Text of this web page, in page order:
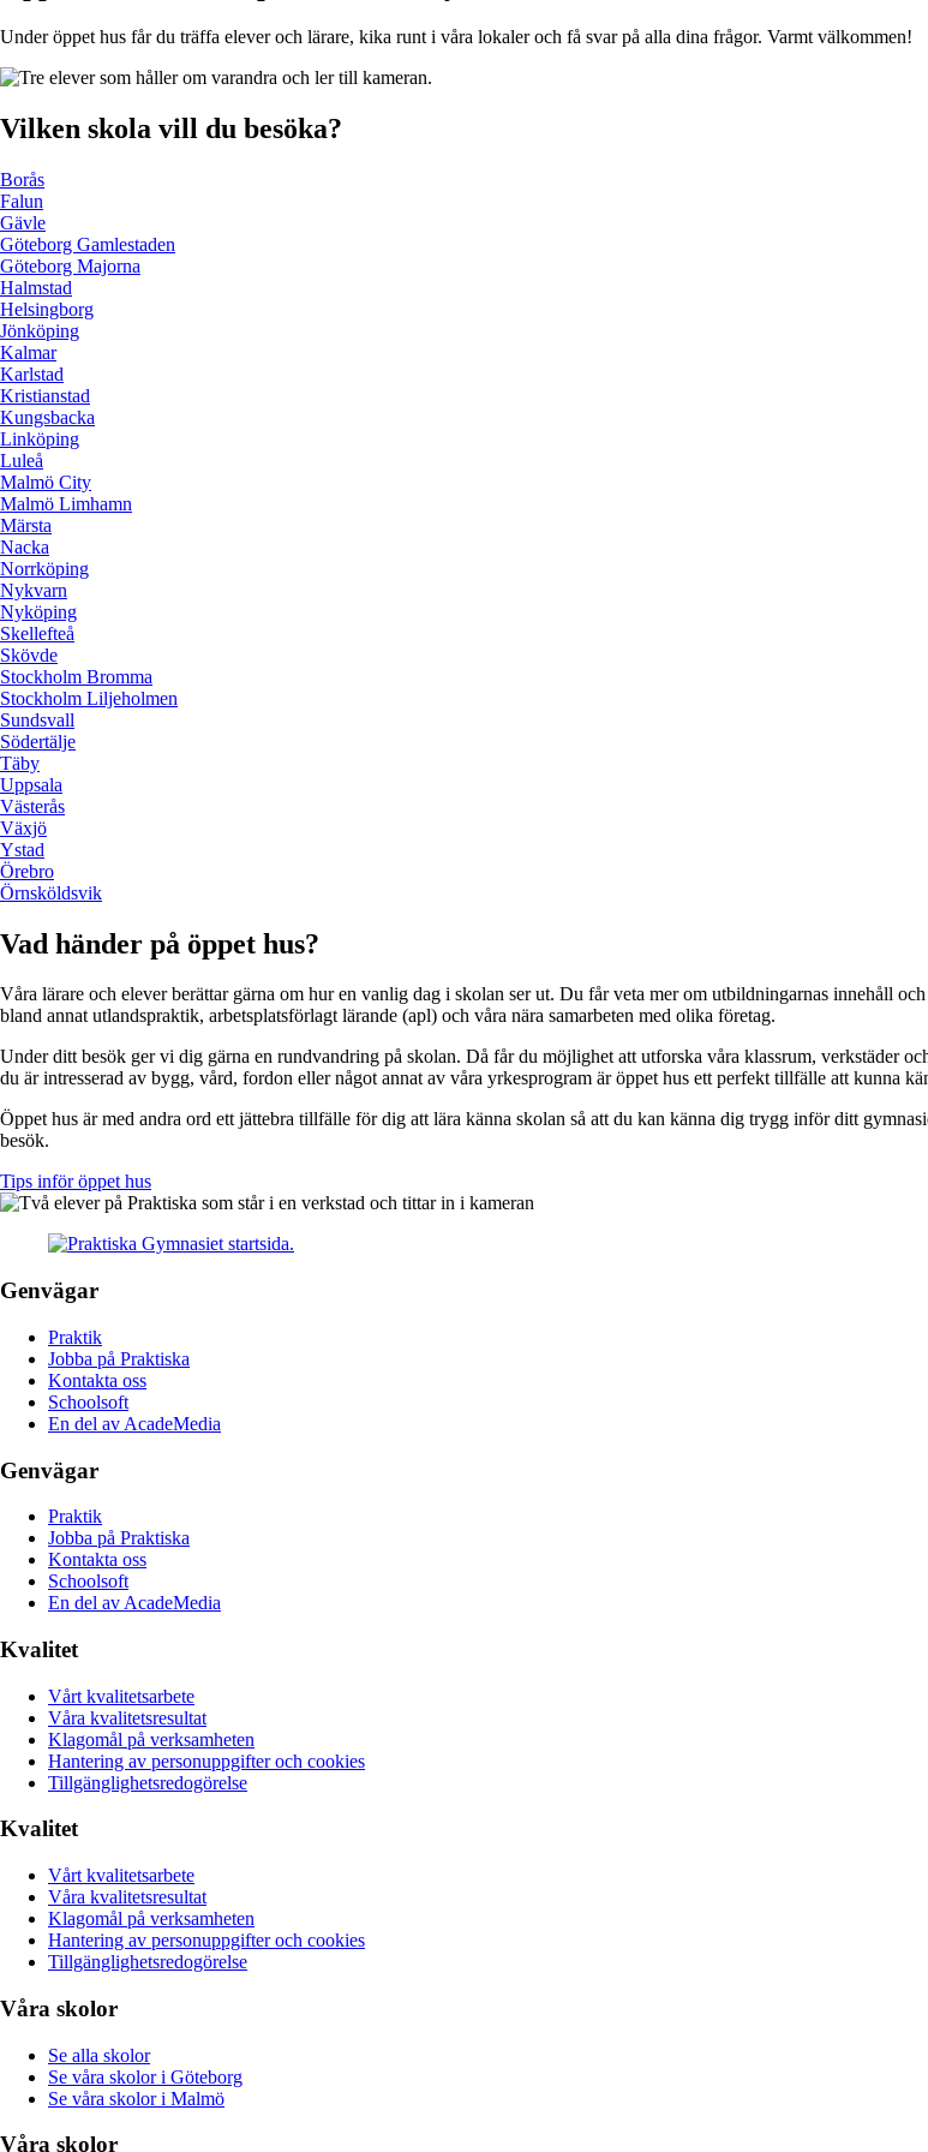
Under öppet hus får du träffa elever och lärare, kika runt i våra lokaler och få svar på alla dina frågor. Varmt välkommen!
Vilken skola vill du besöka?
Borås
Falun
Gävle
Göteborg Gamlestaden
Göteborg Majorna
Halmstad
Helsingborg
Jönköping
Kalmar
Karlstad
Kristianstad
Kungsbacka
Linköping
Luleå
Malmö City
Malmö Limhamn
Märsta
Nacka
Norrköping
Nykvarn
Nyköping
Skellefteå
Skövde
Stockholm Bromma
Stockholm Liljeholmen
Sundsvall
Södertälje
Täby
Uppsala
Västerås
Växjö
Ystad
Örebro
Örnsköldsvik
Vad händer på öppet hus?
Våra lärare och elever berättar gärna om hur en vanlig dag i skolan ser ut. Du får veta mer om utbildningarnas innehåll
bland annat utlandspraktik, arbetsplatsförlagt lärande (apl) och våra nära samarbeten med olika företag.
Under ditt besök ger vi dig gärna en rundvandring på skolan. Då får du möjlighet att utforska våra klassrum, verkstäder
du är intresserad av bygg, vård, fordon eller något annat av våra yrkesprogram är öppet hus ett perfekt tillfälle att kunna
Öppet hus är med andra ord ett jättebra tillfälle för dig att lära känna skolan så att du kan känna dig trygg inför ditt
besök.
Tips inför öppet hus
Genvägar
Praktik
Jobba på Praktiska
Kontakta oss
Schoolsoft
En del av AcadeMedia
Genvägar
Praktik
Jobba på Praktiska
Kontakta oss
Schoolsoft
En del av AcadeMedia
Kvalitet
Vårt kvalitetsarbete
Våra kvalitetsresultat
Klagomål på verksamheten
Hantering av personuppgifter och cookies
Tillgänglighetsredogörelse
Kvalitet
Vårt kvalitetsarbete
Våra kvalitetsresultat
Klagomål på verksamheten
Hantering av personuppgifter och cookies
Tillgänglighetsredogörelse
Våra skolor
Se alla skolor
Se våra skolor i Göteborg
Se våra skolor i Malmö
Våra skolor